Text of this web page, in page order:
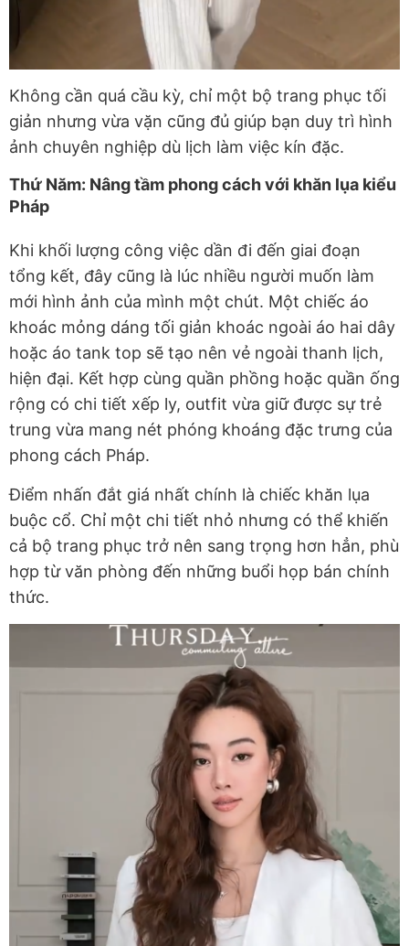
Không cần quá cầu kỳ, chỉ một bộ trang phục tối
giản nhưng vừa vặn cũng đủ giúp bạn duy trì hình
ảnh chuyên nghiệp dù lịch làm việc kín đặc.
Thứ Năm: Nâng tầm phong cách với khăn lụa kiểu
Pháp
Khi khối lượng công việc dần đi đến giai đoạn
tổng kết, đây cũng là lúc nhiều người muốn làm
mới hình ảnh của mình một chút. Một chiếc áo
khoác mỏng dáng tối giản khoác ngoài áo hai dây
hoặc áo tank top sẽ tạo nên vẻ ngoài thanh lịch,
hiện đại. Kết hợp cùng quần phồng hoặc quần ống
rộng có chi tiết xếp ly, outfit vừa giữ được sự trẻ
trung vừa mang nét phóng khoáng đặc trưng của
phong cách Pháp.
Điểm nhấn đắt giá nhất chính là chiếc khăn lụa
buộc cổ. Chỉ một chi tiết nhỏ nhưng có thể khiến
cả bộ trang phục trở nên sang trọng hơn hẳn, phù
hợp từ văn phòng đến những buổi họp bán chính
thức.